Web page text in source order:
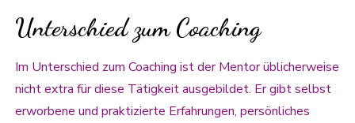
Unterschied zum Coaching
Im Unterschied zum Coaching ist der Mentor üblicherweise
nicht extra für diese Tätigkeit ausgebildet. Er gibt selbst
erworbene und praktizierte Erfahrungen, persönliches